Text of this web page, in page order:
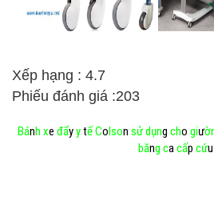
Xếp hạng : 4.7
Phiếu đánh giá :203
Bánh xe đẩyytếColson sửdụng cho giườ
băng cacấp cứu.